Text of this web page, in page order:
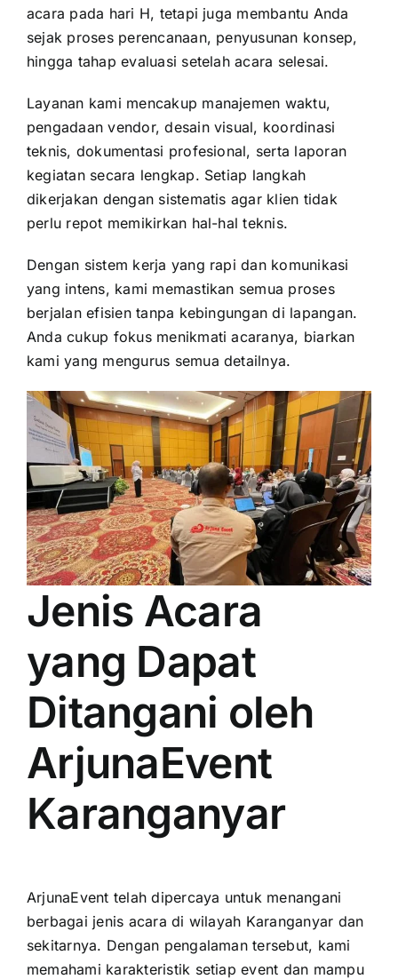
acara pada hari H, tetapi juga membantu Anda
sejak proses perencanaan, penyusunan konsep,
hingga tahap evaluasi setelah acara selesai.
Layanan kami mencakup manajemen waktu,
pengadaan vendor, desain visual, koordinasi
teknis, dokumentasi profesional, serta laporan
kegiatan secara lengkap. Setiap langkah
dikerjakan dengan sistematis agar klien tidak
perlu repot memikirkan hal-hal teknis.
Dengan sistem kerja yang rapi dan komunikasi
yang intens, kami memastikan semua proses
berjalan efisien tanpa kebingungan di lapangan.
Anda cukup fokus menikmati acaranya, biarkan
kami yang mengurus semua detailnya.
Jenis Acara
yang Dapat
Ditangani oleh
ArjunaEvent
Karanganyar
ArjunaEvent telah dipercaya untuk menangani
berbagai jenis acara di wilayah Karanganyar dan
sekitarnya. Dengan pengalaman tersebut, kami
memahami karakteristik setiap event dan mampu